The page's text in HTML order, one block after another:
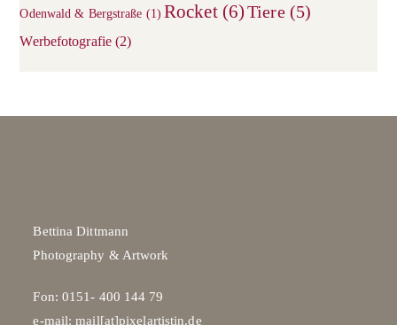
Odenwald & Bergstraße (1) Rocket(6)Tiere(5)
Werbefotografie(2)
Bettina Dittmann
Photography & Artwork
Fon: 0151- 400 144 79
e-mail: mail[at]pixelartistin.de